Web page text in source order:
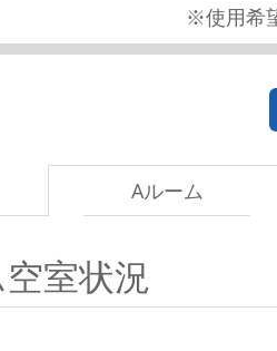
※使用希
Aルーム
室状況